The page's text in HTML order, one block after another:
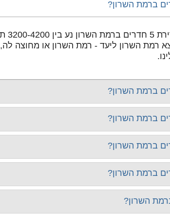
💡 המחיר הממוצע
רמת השרון ליעד - רמת השרון או מחוצה לה,
השרון?